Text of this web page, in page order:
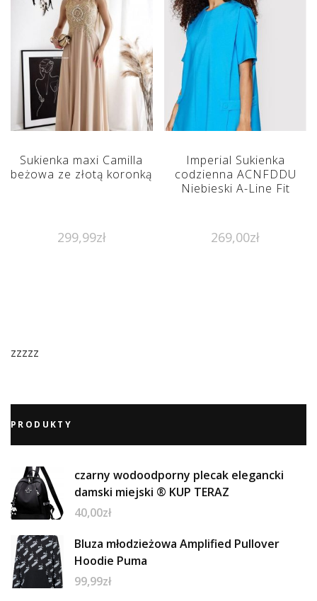
Sukienka maxi Camilla
beżowa ze złotą koronką
299,99zł
Imperial Sukienka
codzienna ACNFDDU
Niebieski A-Line Fit
269,00zł
zzzzz
PRODUKTY
czarny wodoodporny plecak elegancki
damski miejski ® KUP TERAZ
40,00zł
Bluza młodzieżowa Amplified Pullover
Hoodie Puma
99,99zł